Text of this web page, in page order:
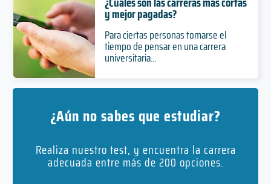
y mejor pagadas?
Para ciertas personas tomarse el
tiempo de pensar en una carrera
universitaria...
¿Aún no sabes que estudiar?
Realiza nuestro test, y encuentra la carrera
adecuada entre más de 200 opciones.